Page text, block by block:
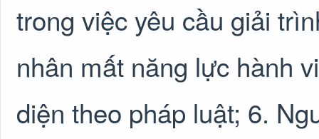
trong việc yêu cầu giải
nhân mất năng lực hành
diện theo pháp luật; 6.